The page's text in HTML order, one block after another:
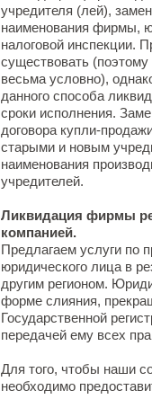
учредителя (лей),
наименования фирмы,
налоговой инспекции.
существовать
весьма условно),
данного способа
сроки исполнения.
договора купли-
старыми и новым
наименования
учредителей.
Ликвидация фирмы
компанией.
Предлагаем услуги по
юридического лица в
другим регионом.
форме слияния,
Государственной
передачей ему всех
Для того, чтобы наши
необходимо